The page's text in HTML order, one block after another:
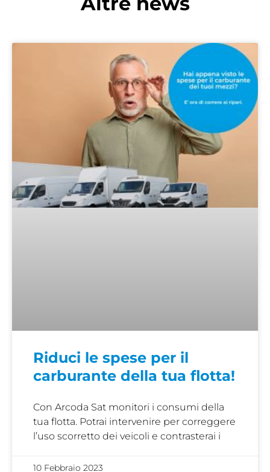
Riduci le spese per il
carburante della tua flotta!
Con Arcoda Sat monitori i consumi della
tua flotta. Potrai intervenire per correggere
l’uso scorretto dei veicoli e contrasterai i
10 Febbraio 2023